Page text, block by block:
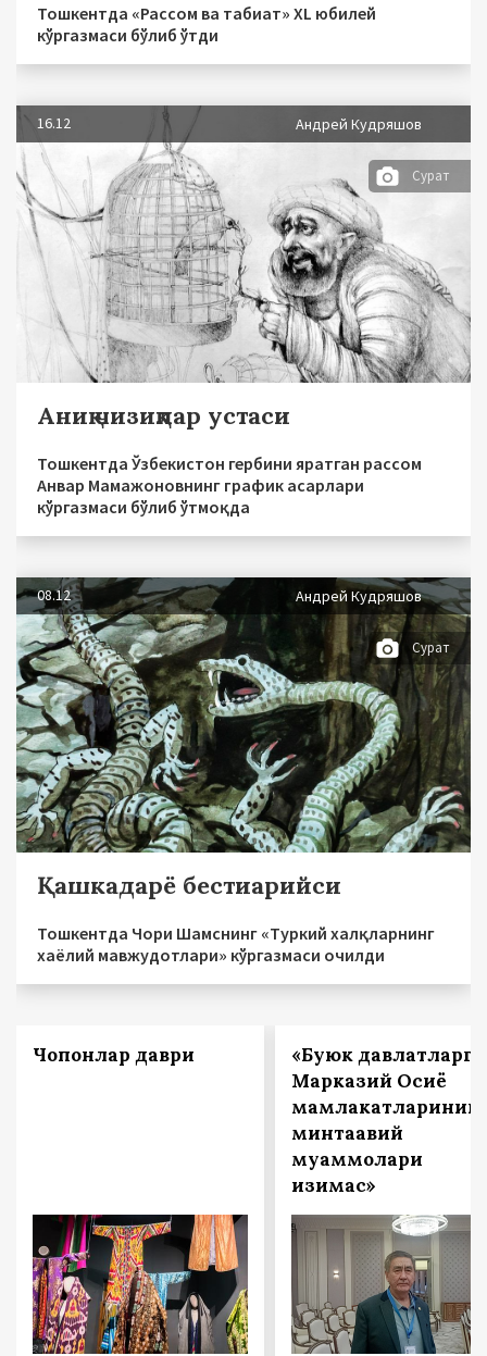
Тошкентда «Рассом ва табиат» XL юбилей
кўргазмаси бўлиб ўтди
16.12 Андрей Кудряшов
Сурат
Аниқ чизиқлар устаси
Тошкентда Ўзбекистон гербини яратган рассом
Анвар Мамажоновнинг график асарлари
кўргазмаси бўлиб ўтмоқда
08.12 Андрей Кудряшов
Сурат
Қашкадарё бестиарийси
Тошкентда Чори Шамснинг «Туркий халқларнинг
хаёлий мавжудотлари» кўргазмаси очилди
Чопонлар даври
«Буюк давлатларга
Марказий Осиё
минтақавий
муаммолари
қизиқмас»